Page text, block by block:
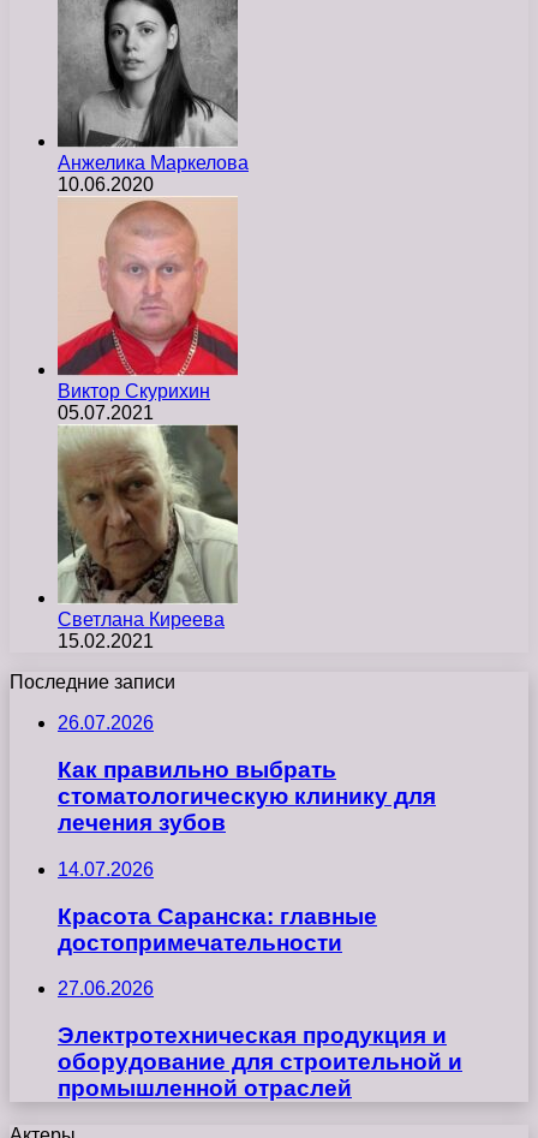
Анжелика Маркелова
10.06.2020
Виктор Скурихин
05.07.2021
Светлана Киреева
15.02.2021
Последние записи
26.07.2026
Как правильно выбрать
стоматологическую клинику для
лечения зубов
14.07.2026
Красота Саранска: главные
достопримечательности
27.06.2026
Электротехническая продукция и
оборудование для строительной и
промышленной отраслей